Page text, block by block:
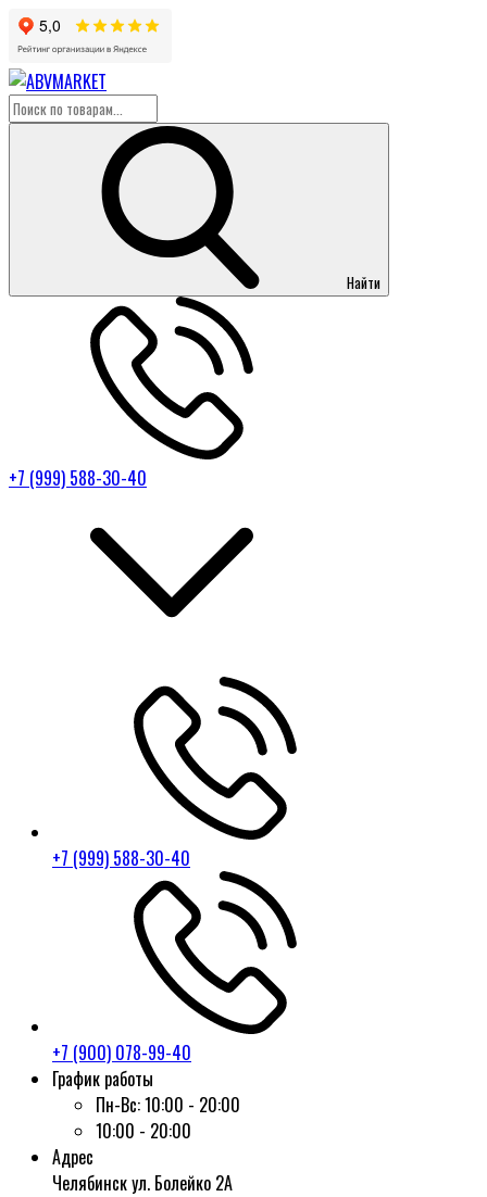
Найти
+7 (999) 588-30-40
+7 (999) 588-30-40
+7 (900) 078-99-40
График работы
Пн-Вс:10:00 - 20:00
10:00 - 20:00
Адрес
Челябинск ул. Болейко 2А